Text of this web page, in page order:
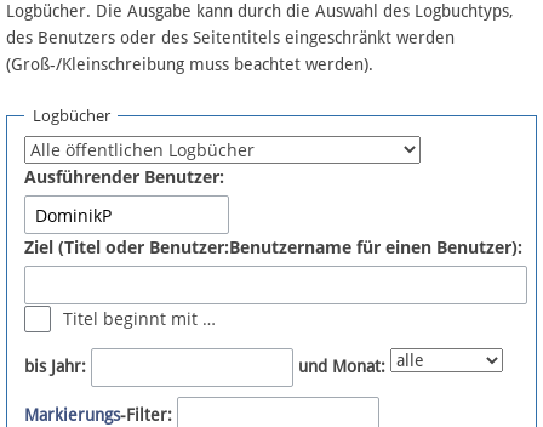
FAQ
Fördermitglied werden
Fehler melden
Newsletter
Bluesky
Logbücher. Die Ausgabe kann durch die Auswahl des Logbuchtyps,
des Benutzers oder des Seitentitels eingeschränkt werden
(Groß-/Kleinschreibung muss beachtet werden).
Logbücher
Ausführender Benutzer:
Ziel (Titel oder Benutzer:Benutzername für einen Benutzer):
Titel beginnt mit …
bis Jahr: und Monat:
Markierungs-Filter: